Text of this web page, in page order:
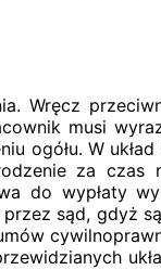
Wręcz
musi
ogółu. W
za czas
do wypłaty
sąd, gdyż